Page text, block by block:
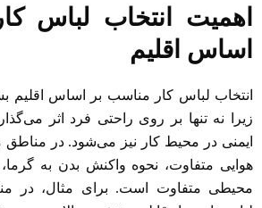
اهمیت انتخاب لباس
اساس اقلیم
انتخاب لباس کار مناسب بر اساس اقلیم
زیرا نه تنها بر روی راحتی فرد اثر
ایمنی در محیط کار نیز می‌شود. در
هوایی متفاوت، نحوه واکنش بدن به
محیطی متفاوت است. برای مثال، در